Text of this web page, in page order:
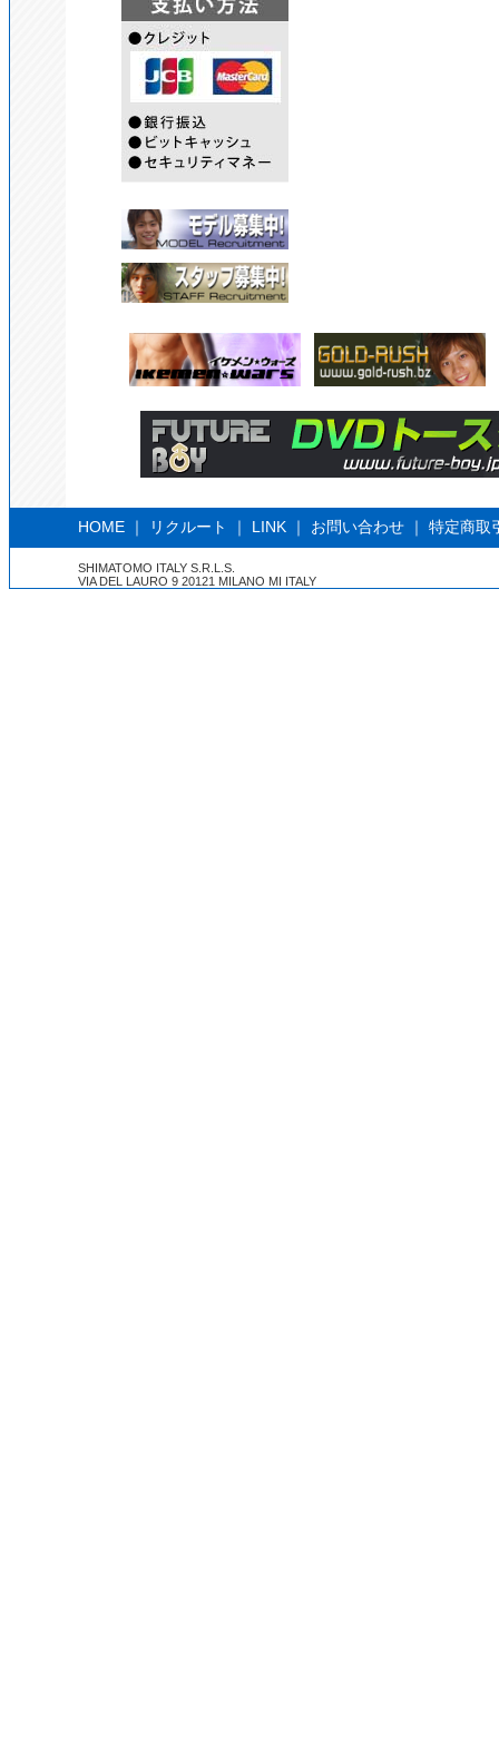
HOME ｜ リクルート ｜ LINK ｜ お問い合わせ ｜ 特定商取
SHIMATOMO ITALY S.R.L.S.
VIA DEL LAURO 9 20121 MILANO MI ITALY